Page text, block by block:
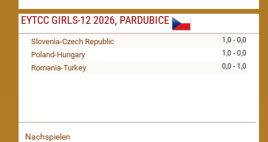
EYTCC GIRLS-12 2026, PARDUBICE
1,0 - 0,0
Slovenia-Czech Republic
1,0 - 0,0
Poland-Hungary
0,0 - 1,0
Romania-Turkey
Nachspielen